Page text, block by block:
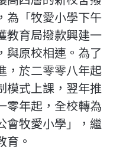
為「牧愛小學下午
教育局撥款興建一
與原校相連。為了
，於二零零八年起
模式上課，翌年推
零年起，全校轉為
會牧愛小學」，繼
育。